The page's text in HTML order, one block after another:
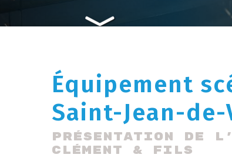
Équipement
Saint-Jean-de-
Présentation de
Clément & Fils